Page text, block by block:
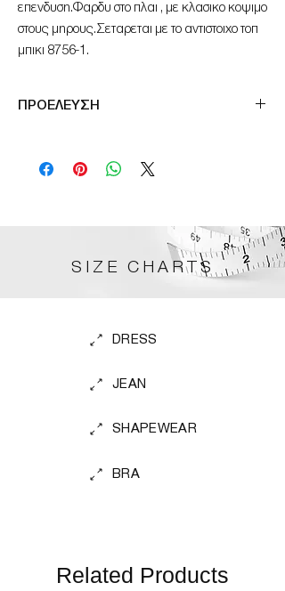
επενδυση.Φαρδυ στο πλαι , με κλασικο κοψιμο
στους μηρους.Σεταρεται με το αντιστοιχο τοπ
μπικι 8756-1.
ΠΡΟΕΛΕΥΣΗ
SIZE CHARTS
DRESS
JEAN
SHAPEWEAR
BRA
Related Products